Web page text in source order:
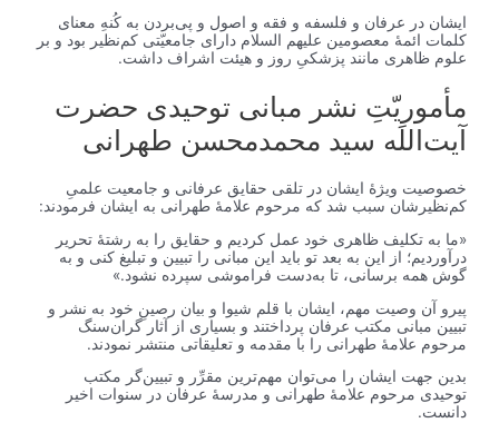
ایشان در عرفان و فلسفه و فقه و اصول و پى‌‌بردن به کُنهِ معنای
کلمات ائمۀ معصومین علیهم السلام دارای جامعیّتی کم‌نظیر بود و بر
علوم ظاهری مانند پزشکیِ روز و هیئت اشراف داشت.
مأموریّتِ نشر مبانی توحیدی حضرت
آیت‌اللَه سید محمدمحسن طهرانی
خصوصیت ویژۀ ایشان در تلقی حقایق عرفانی و جامعیت علمیِ
کم‌نظیرشان سبب شد که مرحوم علامۀ طهرانی به ایشان فرمودند:
«ما به تكليف ظاهری خود عمل كرديم و حقايق را به رشتۀ تحرير
درآورديم؛ از اين به بعد تو باید اين مبانى را تبیین و تبليغ كنى و به
گوش همه برسانى، تا به‌دست فراموشى سپرده نشود.»
پیرو آن وصیت مهم، ایشان با قلم شیوا و بیان رصینِ خود به نشر و
تبیین مبانی مکتب عرفان پرداختند و بسیاری از آثار گران‌سنگ
مرحوم علامۀ طهرانی را با مقدمه و تعلیقاتی منتشر نمودند.
بدین جهت ایشان را می‌توان مهم‌ترین مقرِّر و تبیین‌گر مکتب
توحیدی مرحوم علامۀ طهرانی و مدرسۀ عرفان در سنوات اخیر
دانست.